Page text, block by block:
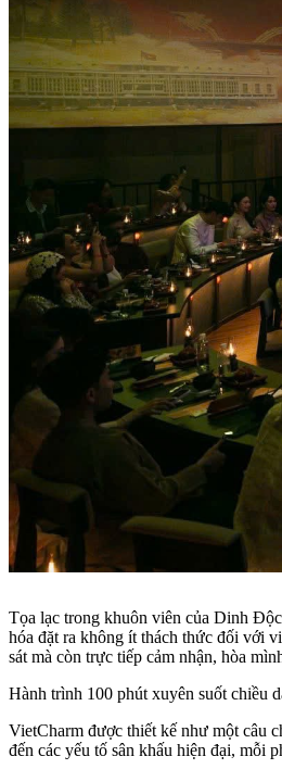
Tọa lạc trong khuôn viên của Dinh
hóa đặt ra không ít thách thức đối với
sát mà còn trực tiếp cảm nhận, hòa
Hành trình 100 phút xuyên suốt chiều
VietCharm được thiết kế như một câu
đến các yếu tố sân khấu hiện đại, mỗi